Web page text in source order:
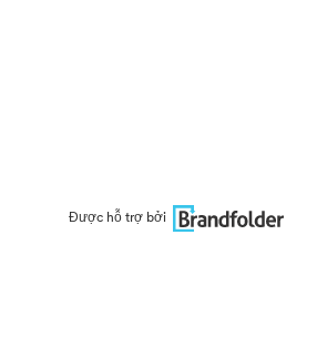
Được hỗ trợ bởi